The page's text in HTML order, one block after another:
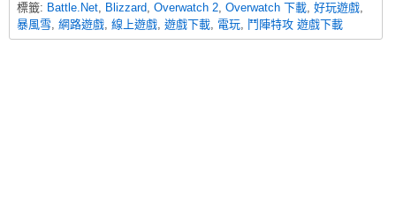
標籤: Battle.Net, Blizzard, Overwatch 2, Overwatch 下載, 好玩遊戲,
暴風雪, 網路遊戲, 線上遊戲, 遊戲下載, 電玩, 鬥陣特攻 遊戲下載